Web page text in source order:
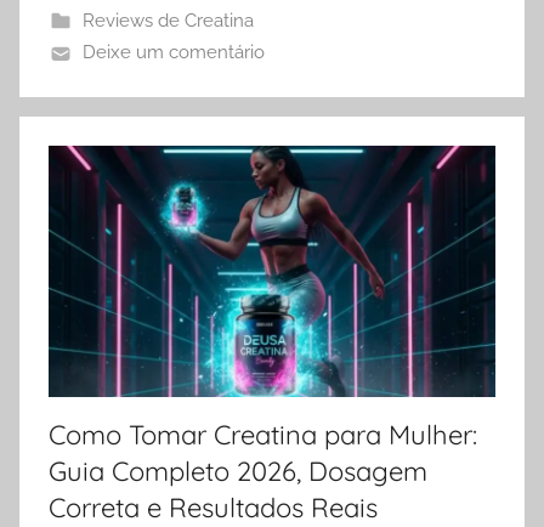
Reviews de Creatina
Deixe um comentário
Como Tomar Creatina para Mulher:
Guia Completo 2026, Dosagem
Correta e Resultados Reais